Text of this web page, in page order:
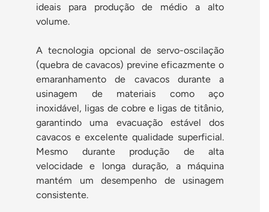
ideais para produção de médio a alto
volume.
A tecnologia opcional de servo-oscilação
(quebra de cavacos) previne eficazmente o
emaranhamento de cavacos durante a
usinagem de materiais como aço
inoxidável, ligas de cobre e ligas de titânio,
garantindo uma evacuação estável dos
cavacos e excelente qualidade superficial.
Mesmo durante produção de alta
velocidade e longa duração, a máquina
mantém um desempenho de usinagem
consistente.